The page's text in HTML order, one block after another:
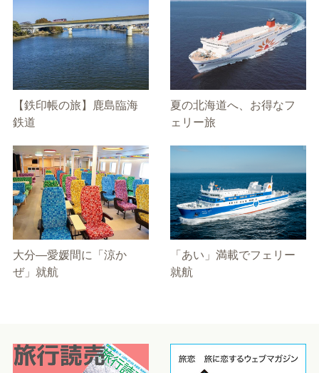
【鉄印帳の旅】鹿島臨海
鉄道
夏の北海道へ、お得なフ
ェリー旅
大分―愛媛間に「涼か
ぜ」就航
「あい」満載でフェリー
就航